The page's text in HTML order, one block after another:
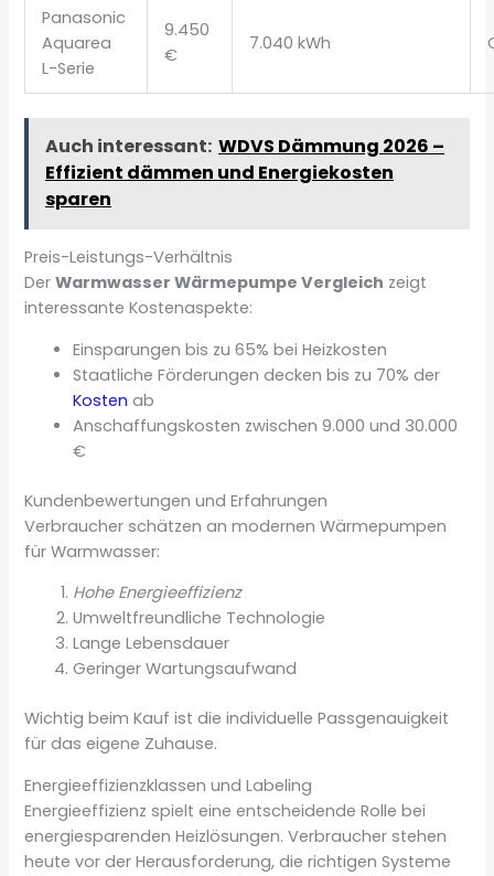
Panasonic
Aquarea
L-Serie
9.450
€
7.040 kWh
Auch interessant: WDVS Dämmung 2026 –
Effizient dämmen und Energiekosten
sparen
Preis-Leistungs-Verhältnis
DerWarmwasser Wärmepumpe Vergleich zeigt
interessante Kostenaspekte:
Einsparungen bis zu 65% bei Heizkosten
Staatliche Förderungen decken bis zu 70% der
Kosten ab
Anschaffungskosten zwischen 9.000 und 30.000
€
Kundenbewertungen und Erfahrungen
Verbraucher schätzen an modernen Wärmepumpen
für Warmwasser:
Hohe Energieeffizienz
Umweltfreundliche Technologie
Lange Lebensdauer
Geringer Wartungsaufwand
Wichtig beim Kauf ist die individuelle Passgenauigkeit
für das eigene Zuhause.
Energieeffizienzklassen und Labeling
Energieeffizienz spielt eine entscheidende Rolle bei
energiesparenden Heizlösungen. Verbraucher stehen
heute vor der Herausforderung, die richtigen Systeme